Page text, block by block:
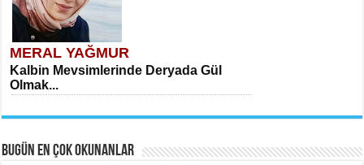
MERAL YAĞMUR
Kalbin Mevsimlerinde Deryada Gül
Olmak...
BUGÜN EN ÇOK OKUNANLAR